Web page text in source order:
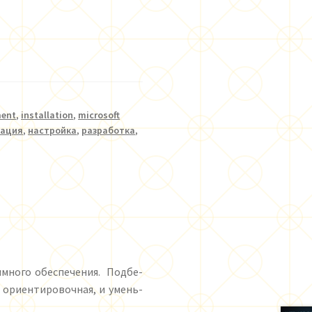
, installation, microsoft
, настройка, разработка,
обес­пе­че­ния. Под­бе­
и умень­